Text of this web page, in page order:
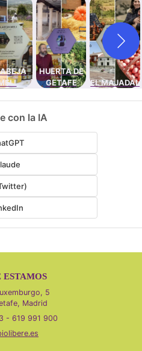
HUERTA DE
GETAFE
EL MAJADAL
con la IA
ESTAMOS
5
Madrid
- 619 991 900